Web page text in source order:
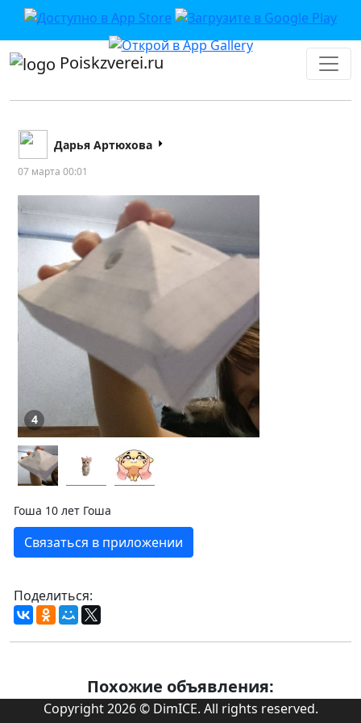
Poiskzverei.ru
Дарья Артюхова
07 марта 00:01
4
Гоша 10 лет Гоша
Связаться в приложении
Поделиться:
Похожие объявления:
Copyright 2026 © DimICE. All rights reserved.